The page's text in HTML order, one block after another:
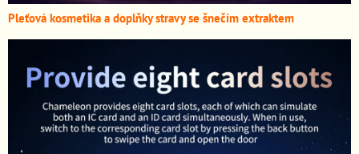
Pleťová kosmetika a doplňky stravy se šnečím extraktem